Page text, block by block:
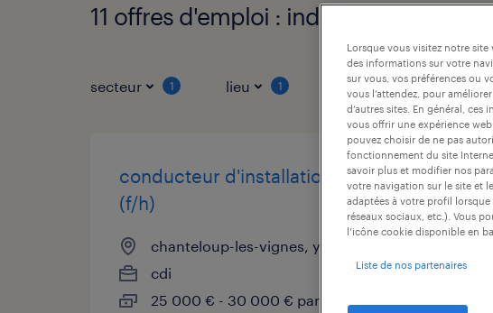
11 offres d'emploi : industrie,
secteur 1 lieu 1 type de contrat
conducteur d'installation
(f/h)
chanteloup-les-vignes, yvelines
cdi
25 000 € - 30 000 € par année
Lorsque vous visitez notre
des informations sur votre
sur vous, vos préférences ou
vous l’attendez, pour
d’autres sites. En général,
vous offrir une expérience
pouvez choisir de ne pas
fonctionnement du site
savoir plus et modifier nos
votre navigation sur le site et
adaptées à votre profil
réseaux sociaux, etc.). Vous
l’icône cookie disponible en
Liste de nos partenaires